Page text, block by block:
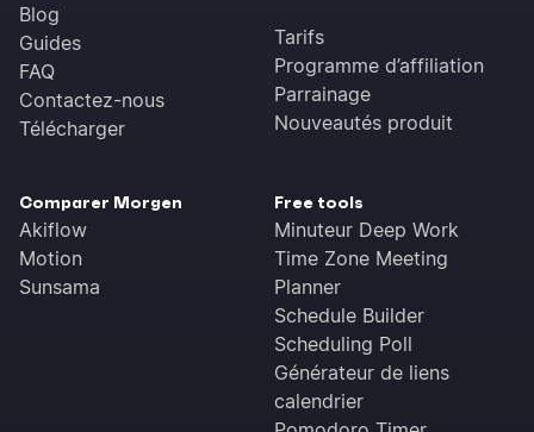
Blog
Guides
FAQ
Contactez-nous
Télécharger
Tarifs
Programme d’affiliation
Parrainage
Nouveautés produit
Comparer Morgen
Akiflow
Motion
Sunsama
Free tools
Minuteur Deep Work
Time Zone Meeting
Planner
Schedule Builder
Scheduling Poll
Générateur de liens
calendrier